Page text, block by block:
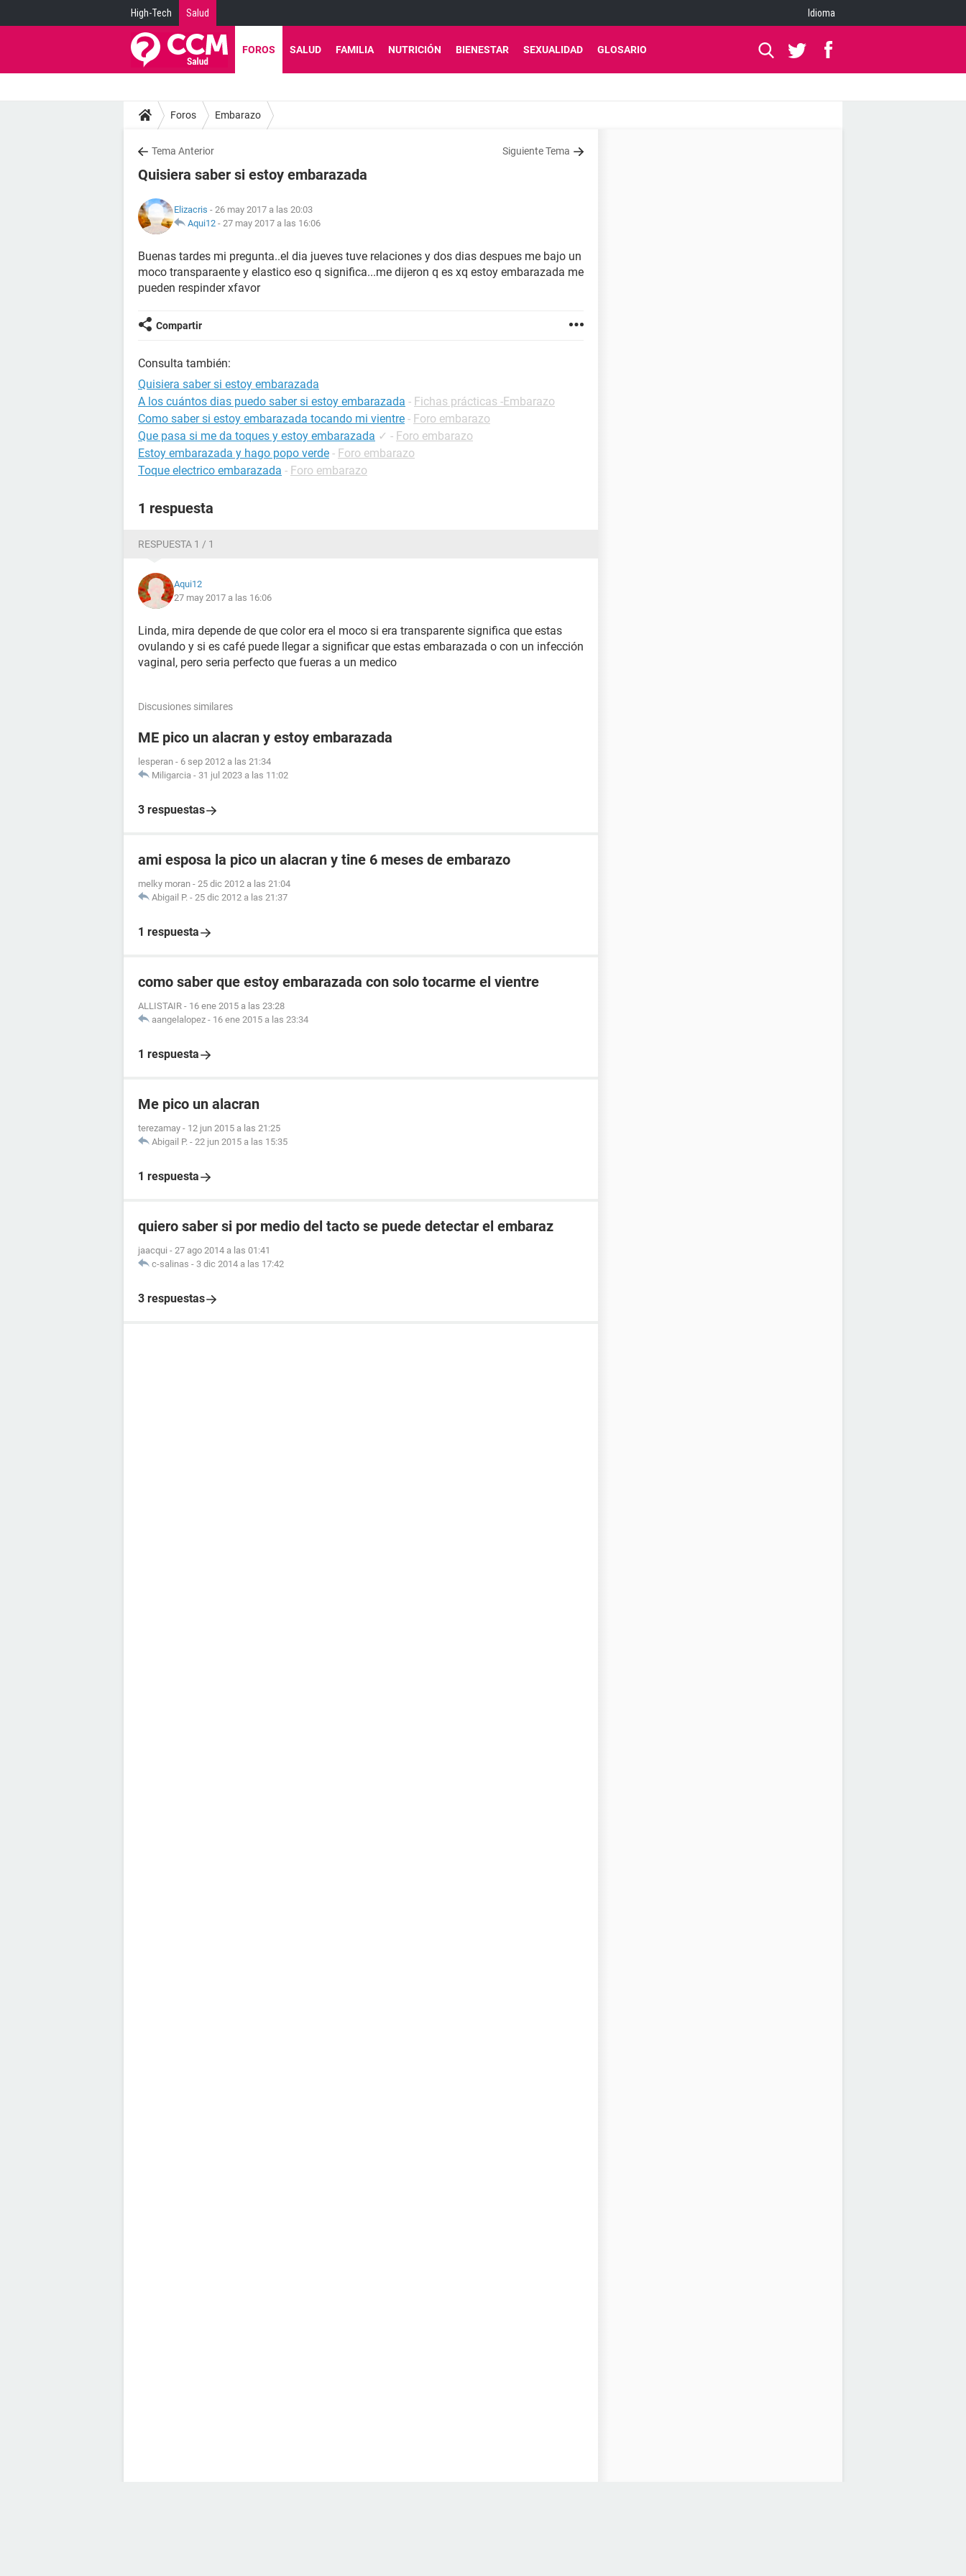
High-Tech Salud Idioma
FOROS SALUD FAMILIA NUTRICIÓN BIENESTAR SEXUALIDAD GLOSARIO
Foros Embarazo
Tema Anterior Siguiente Tema
Quisiera saber si estoy embarazada
Elizacris - 26 may 2017 a las 20:03
Aqui12 - 27 may 2017 a las 16:06
Buenas tardes mi pregunta..el dia jueves tuve relaciones y dos dias despues me bajo un
moco transparaente y elastico eso q significa...me dijeron q es xq estoy embarazada me
pueden respinder xfavor
Compartir
Consulta también:
Quisiera saber si estoy embarazada
A los cuántos dias puedo saber si estoy embarazada - Fichas prácticas -Embarazo
Como saber si estoy embarazada tocando mi vientre - Foro embarazo
Que pasa si me da toques y estoy embarazada ✓ - Foro embarazo
Estoy embarazada y hago popo verde - Foro embarazo
Toque electrico embarazada - Foro embarazo
1 respuesta
RESPUESTA 1 / 1
Aqui12
27 may 2017 a las 16:06
Linda, mira depende de que color era el moco si era transparente significa que estas
ovulando y si es café puede llegar a significar que estas embarazada o con un infección
vaginal, pero seria perfecto que fueras a un medico
Discusiones similares
ME pico un alacran y estoy embarazada
lesperan - 6 sep 2012 a las 21:34
Miligarcia - 31 jul 2023 a las 11:02
3 respuestas
ami esposa la pico un alacran y tine 6 meses de embarazo
melky moran - 25 dic 2012 a las 21:04
Abigail P. - 25 dic 2012 a las 21:37
1 respuesta
como saber que estoy embarazada con solo tocarme el vientre
ALLISTAIR - 16 ene 2015 a las 23:28
aangelalopez - 16 ene 2015 a las 23:34
1 respuesta
Me pico un alacran
terezamay - 12 jun 2015 a las 21:25
Abigail P. - 22 jun 2015 a las 15:35
1 respuesta
quiero saber si por medio del tacto se puede detectar el embaraz
jaacqui - 27 ago 2014 a las 01:41
c-salinas - 3 dic 2014 a las 17:42
3 respuestas